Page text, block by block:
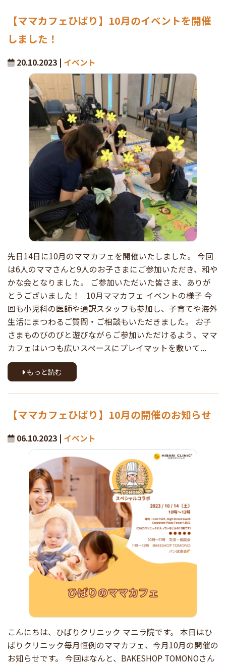
【ママカフェひばり】10月のイベントを開催
しました！
20.10.2023 | イベント
先日14日に10月のママカフェを開催いたしました。 今回
は6人のママさんと9人のお子さまにご参加いただき、和や
かな会となりました。 ご参加いただいた皆さま、ありが
とうございました！ 10月ママカフェ イベントの様子 今
回も小児科の医師や通訳スタッフも参加し、子育てや海外
生活にまつわるご質問・ご相談もいただきました。 お子
さまものびのびと遊びながらご参加いただけるよう、ママ
カフェはいつも広いスペースにプレイマットを敷いて...
もっと読む
【ママカフェひばり】10月の開催のお知らせ
06.10.2023 | イベント
こんにちは、ひばりクリニック マニラ院です。 本日はひ
ばりクリニック毎月恒例のママカフェ、今月10月の開催の
お知らせです。 今回はなんと、BAKESHOP TOMONOさん